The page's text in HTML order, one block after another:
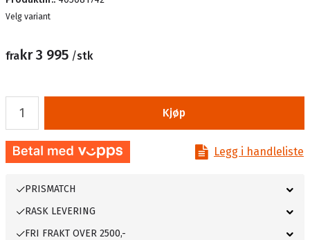
Lager
Velg variant
frakr 3 995 /stk
Kjøp
Legg i handleliste
PRISMATCH
RASK LEVERING
FRI FRAKT OVER 2500,-